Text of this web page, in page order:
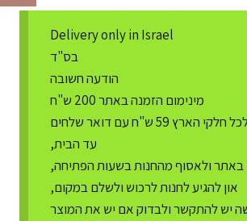
Delivery only in Israel
בס"ד
הודעה חשובה
מינימום הזמנה באתר 200 ש"ח
מחיר משלוח לכל חלקי הארץ 59 ש"ח עם דואר שלחים
עד הבית,
באתר ולאסוף מהחנות בשעות הפתיחה,
און להגיע לחנות לרכוש ולשלם במקום,
יש להתקשר ולבדוק אם יש את המוצר